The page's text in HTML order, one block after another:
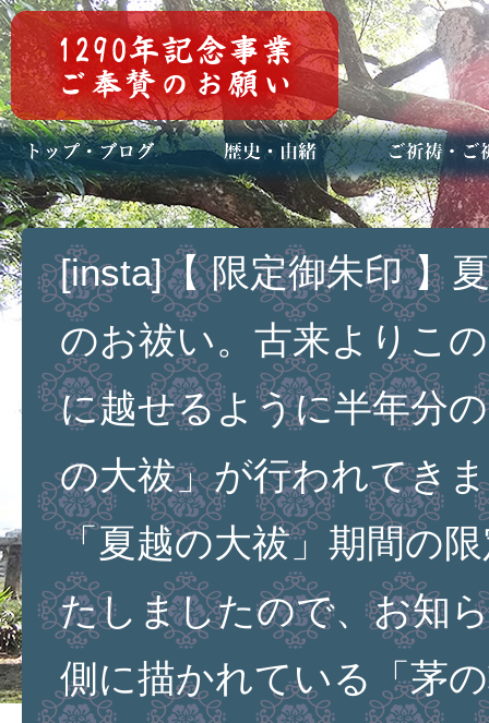
トップページ
ブログ(日々八百万)
お知らせ一覧 歴史・ご祭神
年中行事
メディア掲載 ご祈祷・ご祈
安産祈願
初宮参り
七五三詣
長寿のお祝い
神前結婚式
厄祓い・方位
車のお祓い
地鎮祭
神葬祭（神式
[insta]【 限定御朱印 】
のお祓い。古来よりこ
に越せるように半年分
の大祓」が行われてき
「夏越の大祓」期間の
たしましたので、お知
側に描かれている「茅